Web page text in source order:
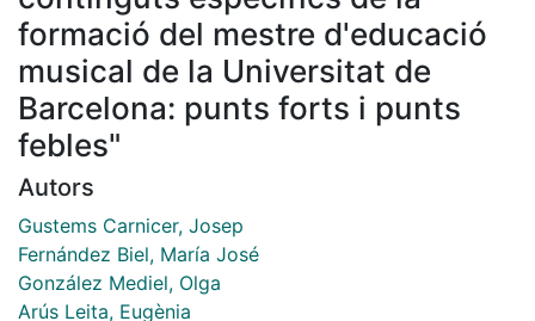
formació del mestre d'educació
musical de la Universitat de
Barcelona: punts forts i punts
febles"
Autors
Gustems Carnicer, Josep
Fernández Biel, María José
González Mediel, Olga
Arús Leita, Eugènia